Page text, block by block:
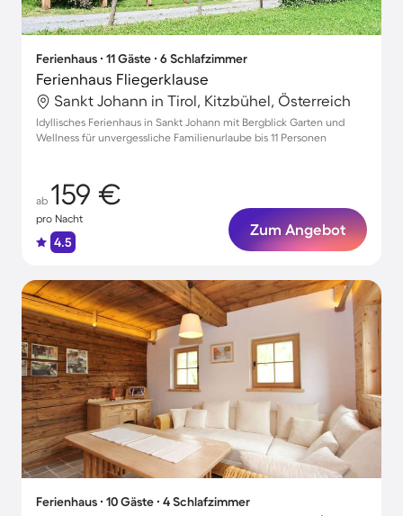
Ferienhaus ∙ 11 Gäste ∙ 6 Schlafzimmer
Ferienhaus Fliegerklause
Sankt Johann in Tirol, Kitzbühel, Österreich
Idyllisches Ferienhaus in Sankt Johann mit Bergblick Garten und
Wellness für unvergessliche Familienurlaube bis 11 Personen
ab 159 €
pro Nacht
4.5
Zum Angebot
Ferienhaus ∙ 10 Gäste ∙ 4 Schlafzimmer